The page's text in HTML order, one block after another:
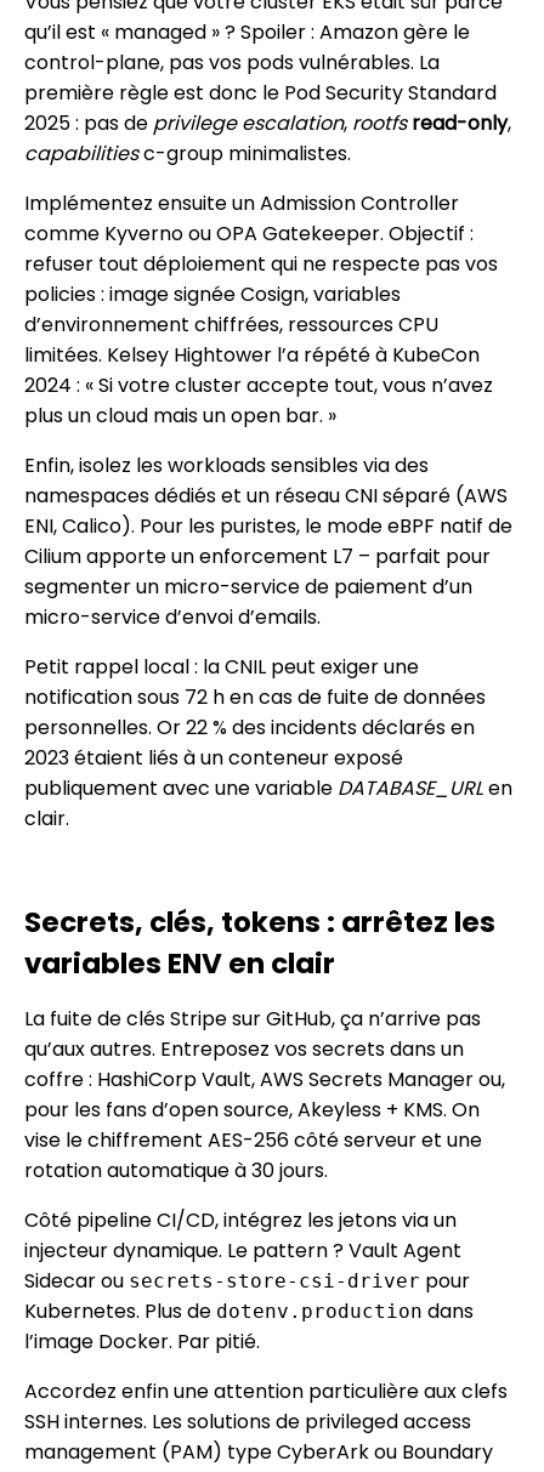
qu’il est « managed » ? Spoiler : Amazon gère le
control-plane, pas vos pods vulnérables. La
première règle est donc le Pod Security Standard
2025 : pas de privilege escalation, rootfs read-only,
capabilitiesc-group minimalistes.
Implémentez ensuite un Admission Controller
comme Kyverno ou OPA Gatekeeper. Objectif :
refuser tout déploiement qui ne respecte pas vos
policies : image signée Cosign, variables
d’environnement chiffrées, ressources CPU
limitées. Kelsey Hightower l’a répété à KubeCon
2024 : « Si votre cluster accepte tout, vous n’avez
plus un cloud mais un open bar. »
Enfin, isolez les workloads sensibles via des
namespaces dédiés et un réseau CNI séparé (AWS
ENI, Calico). Pour les puristes, le mode eBPF natif de
Cilium apporte un enforcement L7 – parfait pour
segmenter un micro-service de paiement d’un
micro-service d’envoi d’emails.
Petit rappel local : la CNIL peut exiger une
notification sous 72 h en cas de fuite de données
personnelles. Or 22 % des incidents déclarés en
2023 étaient liés à un conteneur exposé
publiquement avec une variable DATABASE_URLen
clair.
Secrets, clés, tokens : arrêtez les
variables ENV en clair
La fuite de clés Stripe sur GitHub, ça n’arrive pas
qu’aux autres. Entrepo­sez vos secrets dans un
coffre : HashiCorp Vault, AWS Secrets Manager ou,
pour les fans d’open source, Akeyless + KMS. On
vise le chiffrement AES-256 côté serveur et une
rotation automatique à 30 jours.
Côté pipeline CI/CD, intégrez les jetons via un
injecteur dynamique. Le pattern ? Vault Agent
Sidecar ou secrets-store-csi-driver pour
Kubernetes. Plus de dotenv.production dans
l’image Docker. Par pitié.
Accordez enfin une attention particulière aux clefs
SSH internes. Les solutions de privileged access
management (PAM) type CyberArk ou Boundary